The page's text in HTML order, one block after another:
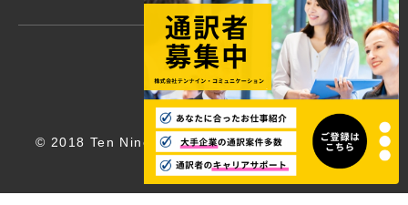
© 2018 Ten Nine Communications, Inc. All rights
reserved.